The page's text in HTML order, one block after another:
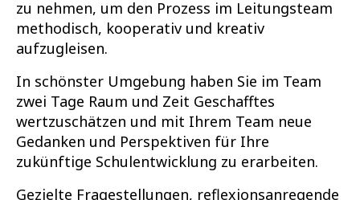
zu nehmen, um den Prozess im Leitungsteam
methodisch, kooperativ und kreativ
aufzugleisen.
In schönster Umgebung haben Sie im Team
zwei Tage Raum und Zeit Geschafftes
wertzuschätzen und mit Ihrem Team neue
Gedanken und Perspektiven für Ihre
zukünftige Schulentwicklung zu erarbeiten.
Gezielte Fragestellungen, reflexionsanregende